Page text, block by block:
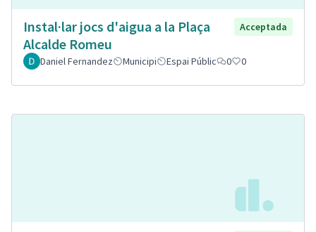
Instal·lar jocs d'aigua a la Plaça
Alcalde Romeu
Acceptada
Daniel Fernandez Municipi Espai Públic 0 0